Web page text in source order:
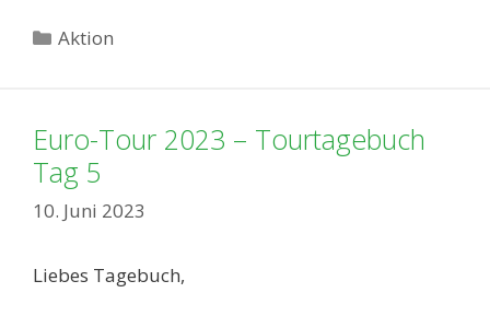
Kategorien
Aktion
Euro-Tour 2023 – Tourtagebuch
Tag 5
10. Juni 2023
Liebes Tagebuch,